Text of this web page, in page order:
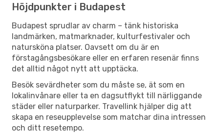
Höjdpunkter i Budapest
Budapest sprudlar av charm – tänk historiska
landmärken, matmarknader, kulturfestivaler och
natursköna platser. Oavsett om du är en
förstagångsbesökare eller en erfaren resenär finns
det alltid något nytt att upptäcka.
Besök sevärdheter som du måste se, ät som en
lokalinvånare eller ta en dagsutflykt till närliggande
städer eller naturparker. Travellink hjälper dig att
skapa en reseupplevelse som matchar dina intressen
och ditt resetempo.